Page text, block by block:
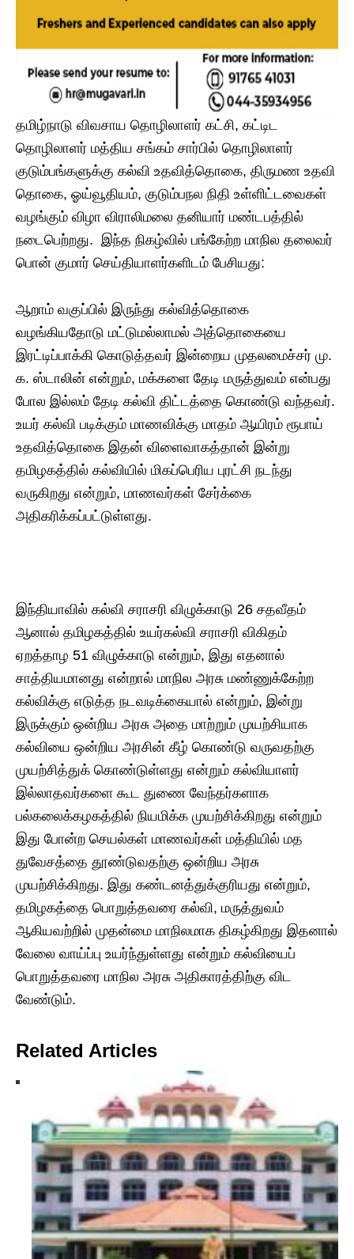
தமிழ்நாடு விவசாய தொழிலாளர் கட்சி, கட்டிட
தொழிலாளர் மத்திய சங்கம் சார்பில் தொழிலாளர்
குடும்பங்களுக்கு கல்வி உதவித்தொகை, திருமண உதவி
தொகை, ஓய்வூதியம், குடும்பநல நிதி உள்ளிட்டவைகள்
வழங்கும் விழா விராலிமலை தனியார் மண்டபத்தில்
நடைபெற்றது. இந்த நிகழ்வில் பங்கேற்ற மாநில தலைவர்
பொன் குமார் செய்தியாளர்களிடம் பேசியது:
ஆறாம் வகுப்பில் இருந்து கல்வித்தொகை
வழங்கியதோடு மட்டுமல்லாமல் அத்தொகையை
இரட்டிப்பாக்கி கொடுத்தவர் இன்றைய முதலமைச்சர் மு.
க. ஸ்டாலின் என்றும், மக்களை தேடி மருத்துவம் என்பது
போல இல்லம் தேடி கல்வி திட்டத்தை கொண்டு வந்தவர்.
உயர் கல்வி படிக்கும் மாணவிக்கு மாதம் ஆயிரம் ரூபாய்
உதவித்தொகை இதன் விளைவாகத்தான் இன்று
தமிழகத்தில் கல்வியில் மிகப்பெரிய புரட்சி நடந்து
வருகிறது என்றும், மாணவர்கள் சேர்க்கை
அதிகரிக்கப்பட்டுள்ளது.
இந்தியாவில் கல்வி சராசரி விழுக்காடு 26 சதவீதம்
ஆனால் தமிழகத்தில் உயர்கல்வி சராசரி விகிதம்
ஏறத்தாழ 51 விழுக்காடு என்றும், இது எதனால்
சாத்தியமானது என்றால் மாநில அரசு மண்ணுக்கேற்ற
கல்விக்கு எடுத்த நடவடிக்கையால் என்றும், இன்று
இருக்கும் ஒன்றிய அரசு அதை மாற்றும் முயற்சியாக
கல்வியை ஒன்றிய அரசின் கீழ் கொண்டு வருவதற்கு
முயற்சித்துக் கொண்டுள்ளது என்றும் கல்வியாளர்
இல்லாதவர்களை கூட துணை வேந்தர்களாக
பல்கலைக்கழகத்தில் நியமிக்க முயற்சிக்கிறது என்றும்
இது போன்ற செயல்கள் மாணவர்கள் மத்தியில் மத
துவேசத்தை தூண்டுவதற்கு ஒன்றிய அரசு
முயற்சிக்கிறது. இது கண்டனத்துக்குரியது என்றும்,
தமிழகத்தை பொறுத்தவரை கல்வி, மருத்துவம்
ஆகியவற்றில் முதன்மை மாநிலமாக திகழ்கிறது இதனால்
வேலை வாய்ப்பு உயர்ந்துள்ளது என்றும் கல்வியைப்
பொறுத்தவரை மாநில அரசு அதிகாரத்திற்கு விட
வேண்டும்.
Related Articles